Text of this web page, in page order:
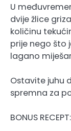
U
dvije žlice
količinu
prije nego što
lagano
Ostavite juhu
spremna za
BONUS RECEPT: